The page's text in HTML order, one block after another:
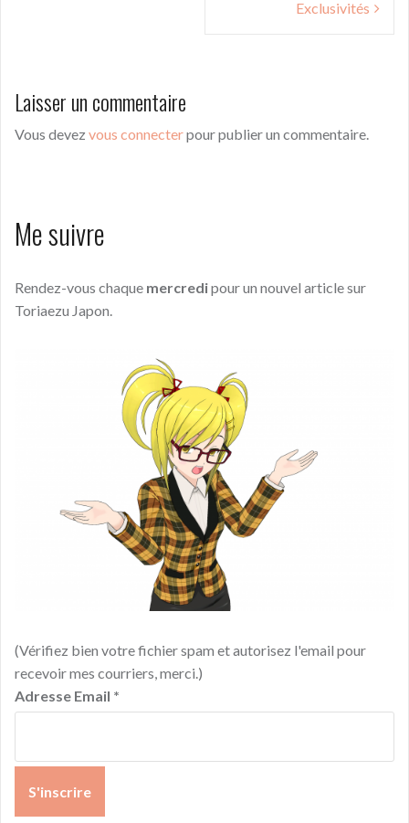
Exclusivités
Laisser un commentaire
Vous devez vous connecterpour publier un commentaire.
Me suivre
Rendez-vous chaque mercredipour un nouvel article sur
Toriaezu Japon.
(Vérifiez bien votre fichier spam et autorisez l'email pour
recevoir mes courriers, merci.)
Adresse Email *